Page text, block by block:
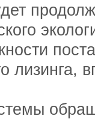
лизинга,